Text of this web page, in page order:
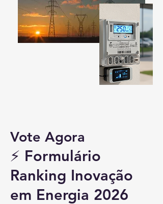
Vote Agora
⚡ Formulário
Ranking Inovação
em Energia 2026